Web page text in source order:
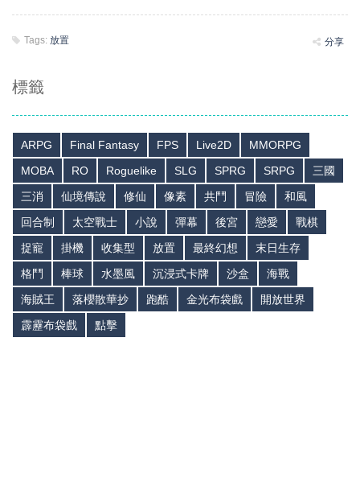
Tags: 放置 分享
標籤
ARPG Final Fantasy FPS Live2D
MMORPG
MOBA
RO Roguelike SLG SPRG SRPG
三國
三消
仙境傳說 修仙 像素 共鬥 冒險
和風
回合制
太空戰士 小說 彈幕 後宮 戀愛
戰棋
捉寵
掛機 收集型 放置 最終幻想
末日生存
格鬥
棒球 水墨風 沉浸式卡牌 沙盒
海戰
海賊王
落櫻散華抄 跑酷 金光布袋戲
開放世界
霹靂布袋戲
點擊